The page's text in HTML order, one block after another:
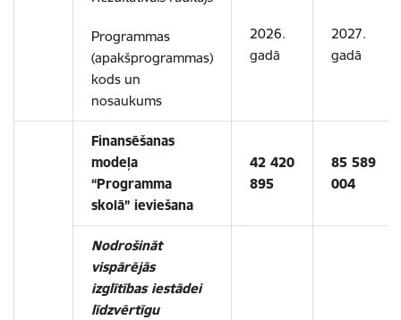
Programmas
(apakšprogrammas)
kods un
nosaukums
2026.
gadā
2027.
gadā
Finansēšanas
modeļa
“Programma
skolā” ieviešana
42 420
895
85 589
004
Nodrošināt
vispārējās
izglītības iestādei
līdzvērtīgu